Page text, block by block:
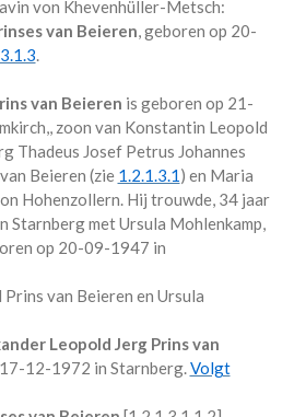
von Khevenhüller-Metsch:
van Beieren, geboren op 20-
.
van Beieren is geboren op 21-
, zoon van Konstantin Leopold
Thadeus Josef Petrus Johannes
Beieren (zie 1.2.1.3.1) en Maria
Hohenzollern. Hij trouwde, 34 jaar
StarnbergmetUrsula Mohlenkamp,
op 20-09-1947 in
van Beieren en Ursula
Leopold Jerg Prins van
12-1972 in Starnberg.Volgt